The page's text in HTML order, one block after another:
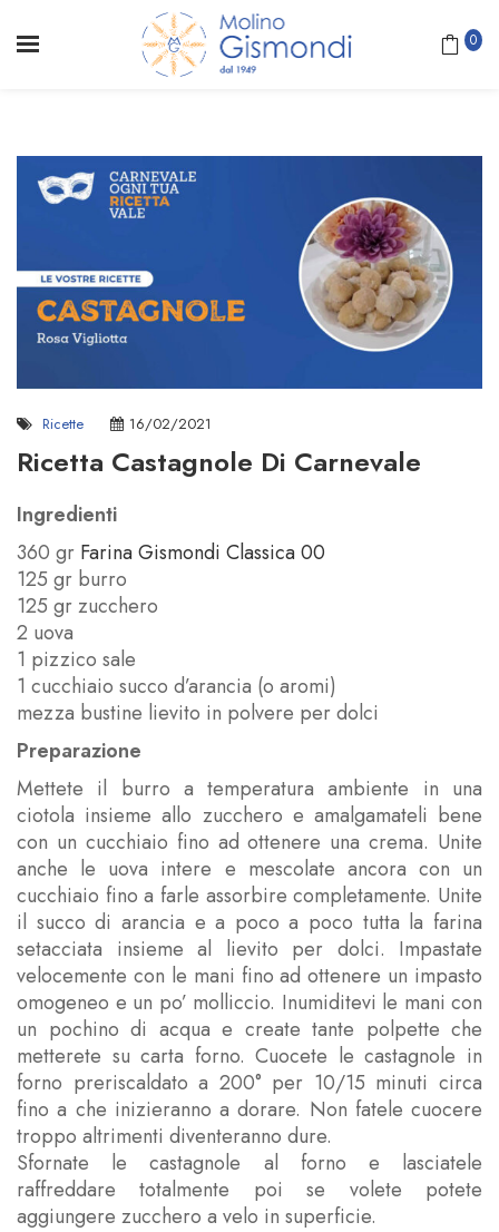
0
Ricette 16/02/2021
Ricetta Castagnole Di Carnevale
Ingredienti
360 gr Farina Gismondi Classica 00
125 gr burro
125 gr zucchero
2 uova
1 pizzico sale
1 cucchiaio succo d’arancia (o aromi)
mezza bustine lievito in polvere per dolci
Preparazione
Mettete il burro a temperatura ambiente in una
ciotola insieme allo zucchero e amalgamateli bene
con un cucchiaio fino ad ottenere una crema. Unite
anche le uova intere e mescolate ancora con un
cucchiaio fino a farle assorbire completamente. Unite
il succo di arancia e a poco a poco tutta la farina
setacciata insieme al lievito per dolci. Impastate
velocemente con le mani fino ad ottenere un impasto
omogeneo e un po’ molliccio. Inumiditevi le mani con
un pochino di acqua e create tante polpette che
metterete su carta forno. Cuocete le castagnole in
forno preriscaldato a 200° per 10/15 minuti circa
fino a che inizieranno a dorare. Non fatele cuocere
troppo altrimenti diventeranno dure.
Sfornate le castagnole al forno e lasciatele
raffreddare totalmente poi se volete potete
aggiungere zucchero a velo in superficie.